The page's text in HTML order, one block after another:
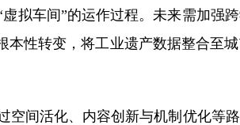
拟车间”的运作过程。未来需加强
性转变，将工业遗产数据整合至
间活化、内容创新与机制优化等